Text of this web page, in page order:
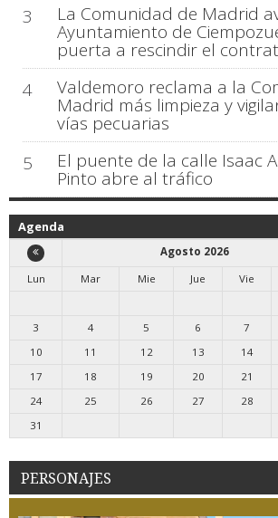
3
La Comunidad de Madrid
Ayuntamiento de
puerta a rescindir el
4
Valdemoro reclama a la
Madrid más limpieza y
vías pecuarias
5
El puente de la calle Isaac
Pinto abre al tráfico
Agenda
Agosto 2026
Lun
Mar Mie Jue Vie
3
4 5 6 7
10
11 12 13 14
17
18 19 20 21
24
25 26 27 28
31
PERSONAJES